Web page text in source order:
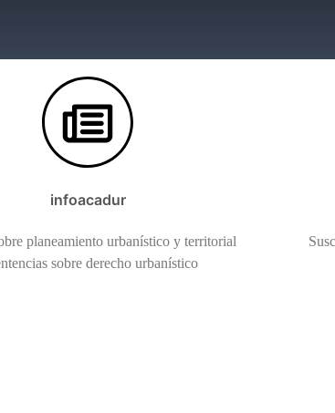
infoacadur
planeamiento urbanístico y territorial
sobre derecho urbanístico